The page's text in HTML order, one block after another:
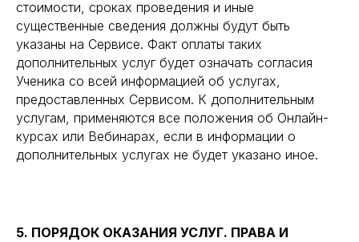
стоимости, сроках проведения и иные
существенные сведения должны будут быть
указаны на Сервисе. Факт оплаты таких
дополнительных услуг будет означать согласия
Ученика со всей информацией об услугах,
предоставленных Сервисом. К дополнительным
услугам, применяются все положения об Онлайн-
курсах или Вебинарах, если в информации о
дополнительных услугах не будет указано иное.
5. ПОРЯДОК ОКАЗАНИЯ УСЛУГ. ПРАВА И